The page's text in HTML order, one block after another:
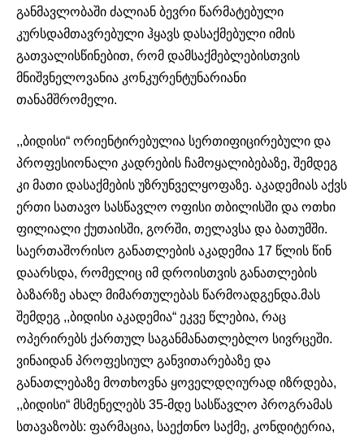
განმავლობაში ძალიან ბევრი წარმატებული
კურსდამთავრებული ჰყავს დასაქმებული იმის
გათვალისწინებით, რომ დამსაქმებლებისთვის
მნიშვნელოვანია კონკურენტუნარიანი
თანამშრომელი.
,,ბიდისი“ ორიენტირებულია სერთიფიცირებული და
პროფესიონალი კადრების ჩამოყალიბებაზე, შემდეგ
კი მათი დასაქმების უზრუნველყოფაზე. აკადემიას აქვს
ერთი სათავო სასწავლო ოფისი თბილისში და ოთხი
ფილიალი ქუთაისში, გორში, თელავსა და ბათუმში.
საერთაშორისო განათლების აკადემია 17 წლის წინ
დაარსდა, რომელიც იმ დროისთვის განათლების
ბაზარზე ახალ მიმართულებას წარმოადგენდა.მას
შემდეგ ,,ბიდისი აკადემია“ ეკვე წლებია, რაც
ოპერირებს ქართულ საგანმანათლებლო სივრცეში.
ვინაიდან პროფესიულ განვითარებაზე და
განათლებაზე მოთხოვნა ყოველდღიურად იზრდება,
,,ბიდისი“ მსმენელებს 35-მდე სასწავლო პროგრამას
სთავაზობს: ფარმაცია, საექთნო საქმე, კონდიტერია,